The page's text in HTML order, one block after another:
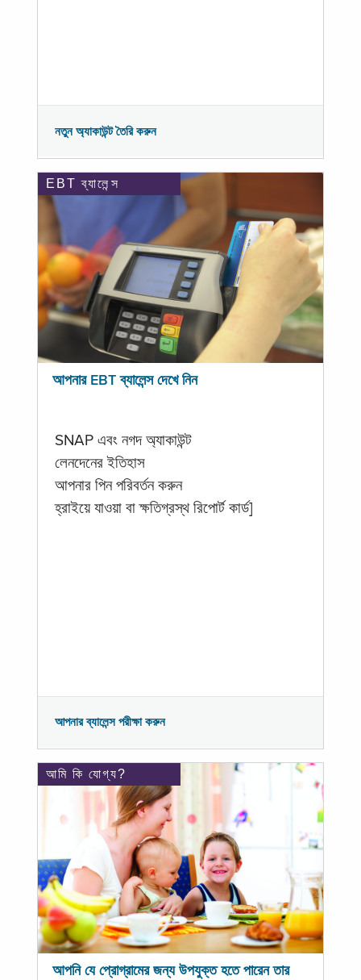
নতুন অ্যাকাউন্ট তৈরি করুন
EBT ব্যালেন্স
আপনার EBT ব্যালেন্স দেখে নিন
SNAP এবং নগদ অ্যাকাউন্ট
লেনদেনের ইতিহাস
আপনার পিন পরিবর্তন করুন
হ্রাইয়ে যাওয়া বা ক্ষতিগ্রস্থ রিপোর্ট কার্ড]
আপনার ব্যালেন্স পরীক্ষা করুন
আমি কি যোগ্য?
আপনি যে প্রোগ্রামের জন্য উপযুক্ত হতে পারেন তার